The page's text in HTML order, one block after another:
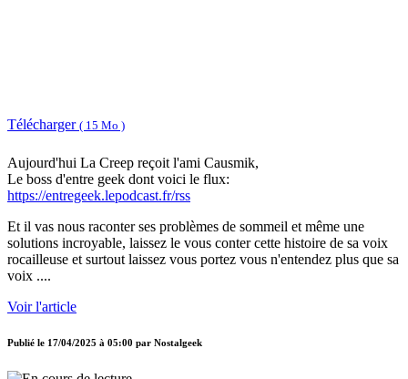
Télécharger ( 15 Mo )
Aujourd'hui La Creep reçoit l'ami Causmik,
Le boss d'entre geek dont voici le flux:
https://entregeek.lepodcast.fr/rss
Et il vas nous raconter ses problèmes de sommeil et même une
solutions incroyable, laissez le vous conter cette histoire de sa voix
rocailleuse et surtout laissez vous portez vous n'entendez plus que sa
voix ....
Voir l'article
Publié le 17/04/2025 à 05:00 par Nostalgeek